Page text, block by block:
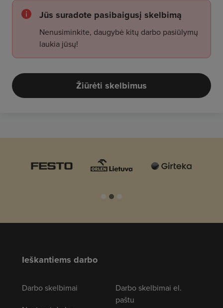
Jūs suradote pasibaigusį skelbimą
Nenusiminkite, daugybė kitų darbo pasiūlymų
laukia jūsų!
Žiūrėti skelbimus
Ieškantiems darbo
Darbo skelbimai
Darbo skelbimai el.
paštu